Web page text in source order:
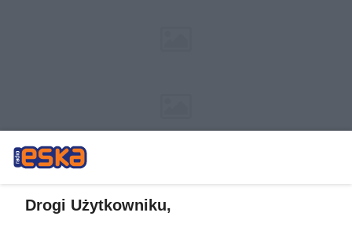
Drogi Użytkowniku,